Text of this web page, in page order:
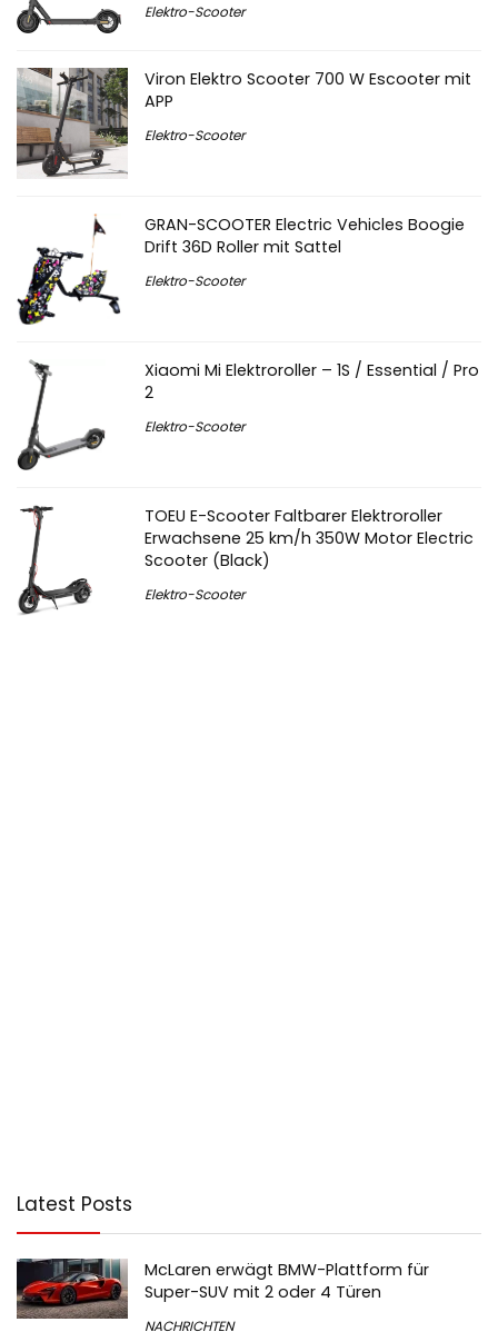
Elektro-Scooter
Viron Elektro Scooter 700 W Escooter mit
APP
Elektro-Scooter
GRAN-SCOOTER Electric Vehicles Boogie
Drift 36D Roller mit Sattel
Elektro-Scooter
Xiaomi Mi Elektroroller – 1S / Essential / Pro
2
Elektro-Scooter
TOEU E-Scooter Faltbarer Elektroroller
Erwachsene 25 km/h 350W Motor Electric
Scooter (Black)
Elektro-Scooter
Latest Posts
McLaren erwägt BMW-Plattform für
Super-SUV mit 2 oder 4 Türen
NACHRICHTEN